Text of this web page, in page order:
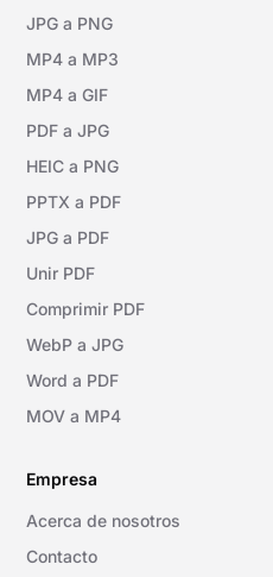
JPG a PNG
MP4 a MP3
MP4 a GIF
PDF a JPG
HEIC a PNG
PPTX a PDF
JPG a PDF
Unir PDF
Comprimir PDF
WebP a JPG
Word a PDF
MOV a MP4
Empresa
Acerca de nosotros
Contacto